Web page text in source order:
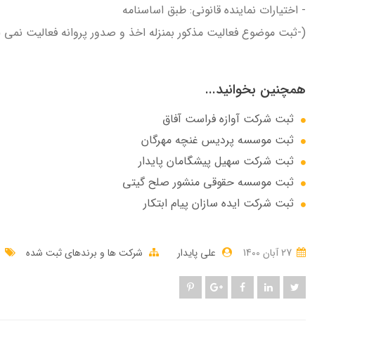
- اختيارات نماينده قانوني: طبق اساسنامه
(-ثبت موضوع فعالیت مذکور بمنزله اخذ و صدور پروانه فعالیت
همچنین بخوانید...
ثبت شرکت آوازه فراست آفاق
ثبت موسسه پردیس غنچه مهرگان
ثبت شرکت سهيل پيشگامان پايدار
ثبت موسسه حقوقی منشور صلح گیتی
ثبت شرکت ایده سازان پیام ابتکار
علی پایدار شرکت ها و برندهای ثبت شده